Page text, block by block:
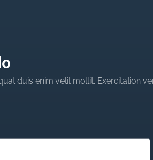
duis enim velit mollit. Exercitation